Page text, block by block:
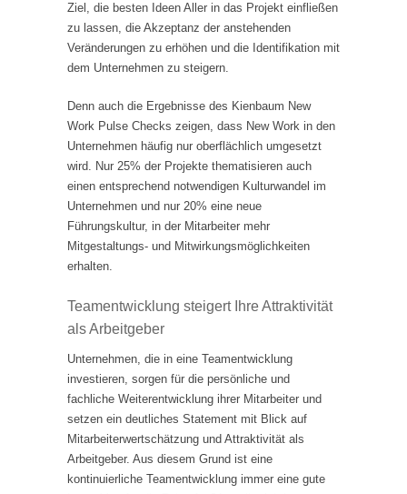
Ziel, die besten Ideen Aller in das Projekt einfließen
zu lassen, die Akzeptanz der anstehenden
Veränderungen zu erhöhen und die Identifikation mit
dem Unternehmen zu steigern.
Denn auch die Ergebnisse des Kienbaum New
Work Pulse Checks zeigen, dass New Work in den
Unternehmen häufig nur oberflächlich umgesetzt
wird. Nur 25% der Projekte thematisieren auch
einen entsprechend notwendigen Kulturwandel im
Unternehmen und nur 20% eine neue
Führungskultur, in der Mitarbeiter mehr
Mitgestaltungs- und Mitwirkungsmöglichkeiten
erhalten.
Teamentwicklung steigert Ihre Attraktivität
als Arbeitgeber
Unternehmen, die in eine Teamentwicklung
investieren, sorgen für die persönliche und
fachliche Weiterentwicklung ihrer Mitarbeiter und
setzen ein deutliches Statement mit Blick auf
Mitarbeiterwertschätzung und Attraktivität als
Arbeitgeber. Aus diesem Grund ist eine
kontinuierliche Teamentwicklung immer eine gute